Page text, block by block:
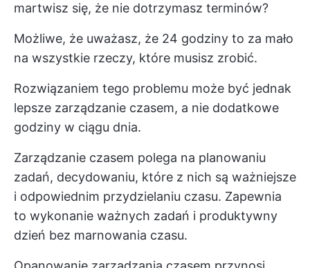
martwisz się, że nie dotrzymasz terminów?
Możliwe, że uważasz, że 24 godziny to za mało
na wszystkie rzeczy, które musisz zrobić.
Rozwiązaniem tego problemu może być jednak
lepsze zarządzanie czasem, a nie dodatkowe
godziny w ciągu dnia.
Zarządzanie czasem polega na planowaniu
zadań, decydowaniu, które z nich są ważniejsze
i odpowiednim przydzielaniu czasu. Zapewnia
to wykonanie ważnych zadań i produktywny
dzień bez marnowania czasu.